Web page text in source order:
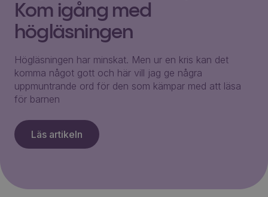
Kom igång med
högläsningen
Högläsningen har minskat. Men ur en kris kan det
komma något gott och här vill jag ge några
uppmuntrande ord för den som kämpar med att läsa
för barnen
Läs artikeln